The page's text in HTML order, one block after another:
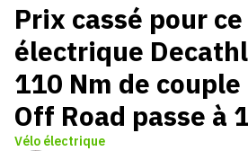
Prix cassé pour ce
électrique
110 Nm de
Off Road passe à
Vélo électrique